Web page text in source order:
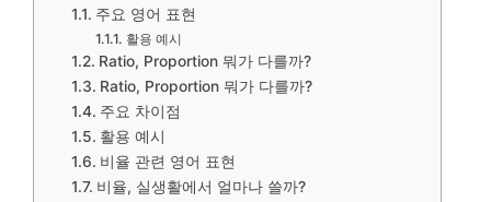
주요 영어 표현
활용 예시
Ratio, Proportion 뭐가 다를까?
Ratio, Proportion 뭐가 다를까?
주요 차이점
활용 예시
비율 관련 영어 표현
비율, 실생활에서 얼마나 쓸까?